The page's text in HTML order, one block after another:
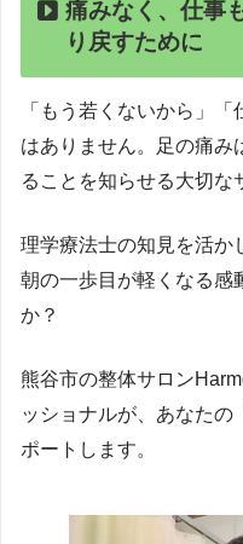
痛みなく、仕事
り戻すために
「もう若くないから」
はありません。足の痛み
ることを知らせる大切な
理学療法士の知見を活か
朝の一歩目が軽くなる感
か？
熊谷市の整体サロン
ッショナルが、あなたの
ポートします。